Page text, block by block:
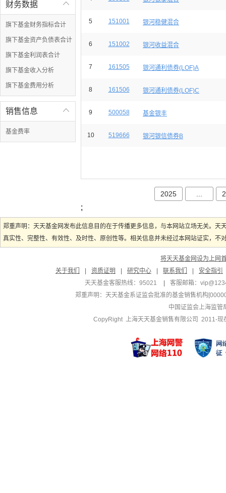

财务数据
旗下基金财务指标合计
旗下基金资产负债表合计
旗下基金利润表合计
旗下基金收入分析
旗下基金费用分析

销售信息
基金费率
5 151001 银河稳健混合
6 151002 银河收益混合
7 161505 银河通利债券(LOF)A
8 161506 银河通利债券(LOF)C
9 500058 基金银丰
10 519666 银河银信债券B
2025
;
郑重声明：天天基金网发布此信息目的在于传播更多信息，与本网站立场无关。
真实性、完整性、有效性、及时性、原创性等。相关信息并未经过本网站证实，
将天天基金网设为上网
关于我们
资质证明 研究中心 联系我们
安全指引
天天基金客服热线：95021
客服邮箱：
郑重声明： 天天基金系证监会批准的基金销售机构
中国证监会上海监管
CopyRight 上海天天基金销售有限公司 2011-